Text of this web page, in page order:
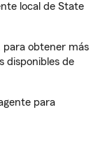
local de State
para obtener más
disponibles de
para